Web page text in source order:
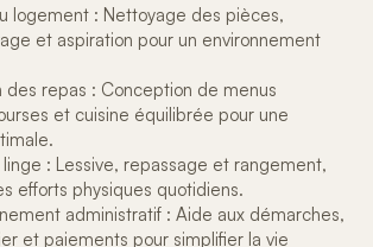
logement : Nettoyage des pièces,
et aspiration pour un environnement
des repas : Conception de menus
et cuisine équilibrée pour une
: Lessive, repassage et rangement,
efforts physiques quotidiens.
administratif : Aide aux démarches,
et paiements pour simplifier la vie